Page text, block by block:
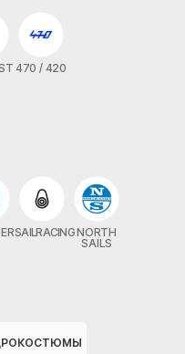
470 / 420
SAILRACINGNORTH
SAILS